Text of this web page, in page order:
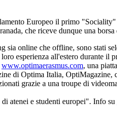
Europeo il primo
che riceve dunque una
sia online che offline, sono stati
esperienza all'estero durante il
www.optimaerasmus.com, una
di Optima Italia,
grazie a una troupe di
atenei e studenti europei". Info su